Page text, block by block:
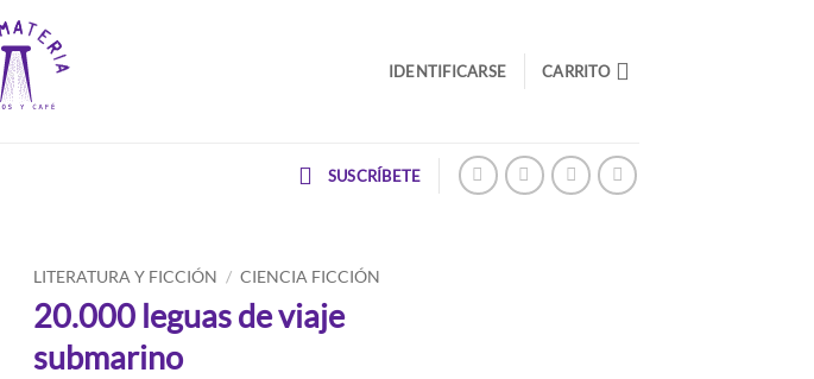
IDENTIFICARSE CARRITO
SUSCRÍBETE
LITERATURA Y FICCIÓN / CIENCIA FICCIÓN
20.000 leguas de viaje
submarino